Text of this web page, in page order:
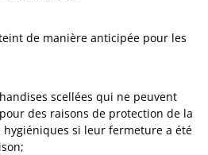
de manière anticipée pour les
scellées qui ne peuvent
des raisons de protection de la
hygiéniques si leur fermeture a été